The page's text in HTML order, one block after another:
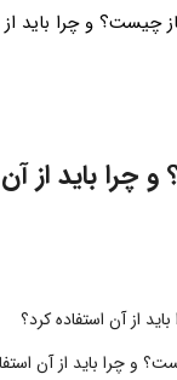
چیست؟ و چرا باید از
باید از
و چرا باید از آن